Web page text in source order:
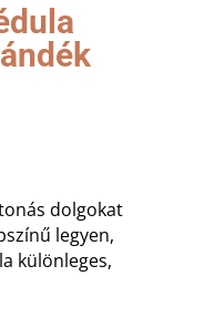
dolgokat
legyen,
különleges,